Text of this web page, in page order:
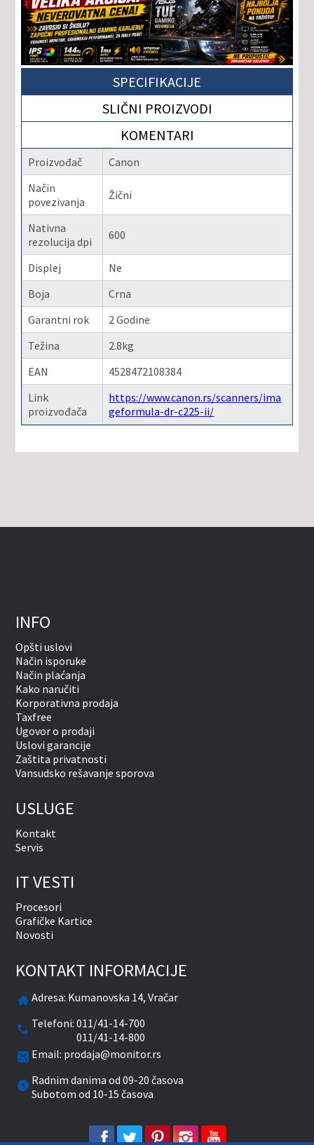
SPECIFIKACIJE
SLIČNI PROIZVODI
KOMENTARI
Proizvođač
Canon
Način
povezivanja
Žični
Nativna
rezolucija dpi
600
Displej
Ne
Boja
Crna
Garantni rok
2 Godine
Težina
2.8kg
EAN
4528472108384
Link
proizvođača
https://www.canon.rs/scanners/ima
geformula-dr-c225-ii/
INFO
Opšti uslovi
Način isporuke
Način plaćanja
Kako naručiti
Korporativna prodaja
Taxfree
Ugovor o prodaji
Uslovi garancije
Zaštita privatnosti
Vansudsko rešavanje sporova
USLUGE
Kontakt
Servis
IT VESTI
Procesori
Grafičke Kartice
Novosti
KONTAKT INFORMACIJE
Adresa: Kumanovska 14, Vračar
Telefoni:011/41-14-700
011/41-14-800
Email: prodaja@monitor.rs
Radnim danima od 09-20 časova
Subotom od 10-15 časova
facebooktwitter pinterestinstagramyoutube